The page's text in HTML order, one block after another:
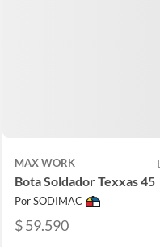
MAX WORK
Bota Soldador Texxas 45
Por SODIMAC
$ 59.590